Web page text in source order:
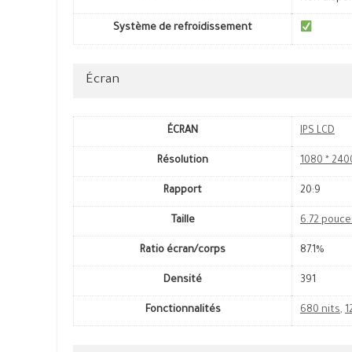
Système de refroidissement
Écran
ÉCRAN IPS LCD
Résolution 1080 *
Rapport 20:9
Taille 6.72
Ratio écran/corps 87.1%
Densité 391
Fonctionnalités 680 nits,